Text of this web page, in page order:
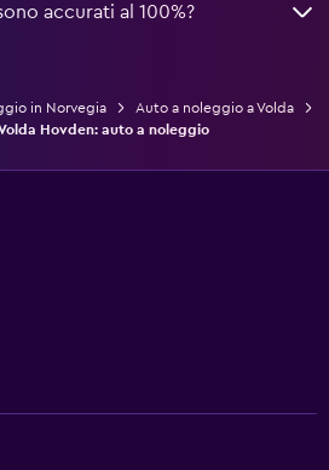
accurati al 100%?
in Norvegia
Auto a noleggio a Volda
Hovden: auto a noleggio